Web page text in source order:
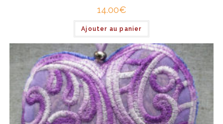
14.00€
Ajouter au panier